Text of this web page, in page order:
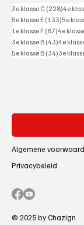
3e klasse C (228)228
4e
5e klasse E (133)133
5e
1e klasse F (87)87 posts
4e
3e klasse B (43)43 posts
4e
5e klasse B (34)34 posts
3e
Algemene
Privacybeleid
© 2025 by Chazign.